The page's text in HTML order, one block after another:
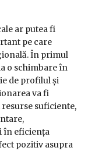
ar putea fi
pe care
În primul
o schimbare în
de profilul și
va fi
suficiente,
în eficiența
pozitiv asupra